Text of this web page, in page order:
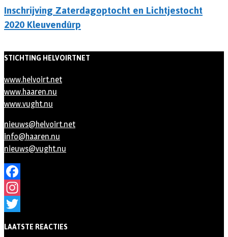
Inschrijving Zaterdagoptocht en Lichtjestocht
2020 Kleuvendûrp
STICHTING HELVOIRTNET
www.helvoirt.net
www.haaren.nu
www.vught.nu
nieuws@helvoirt.net
info@haaren.nu
nieuws@vught.nu
Facebook
Instagram
LAATSTE REACTIES